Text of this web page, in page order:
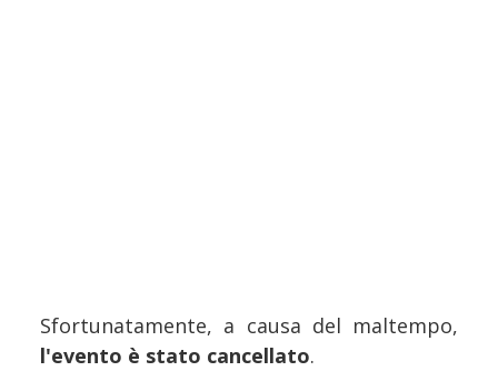
Sfortunatamente, a causa del maltempo,
l'evento è stato cancellato.